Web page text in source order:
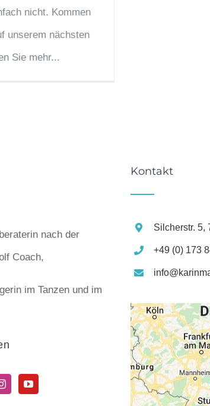
nicht. Kommen
unserem nächsten
Sie mehr...
nach der
Coach,
im Tanzen und im
Kontakt
Silcherstr. 5,
+49 (0) 173